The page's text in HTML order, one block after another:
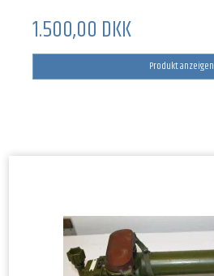
1.500,00 DKK
Produkt anzeigen